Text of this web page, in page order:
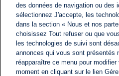
des données de navigation ou des
sélectionnez J'accepte, les
dans la section « Nous et nos
choisissez Tout refuser ou que
les technologies de suivi sont
annonces qui vous sont présentés
réapparaître ce menu pour
moment en cliquant sur le lien